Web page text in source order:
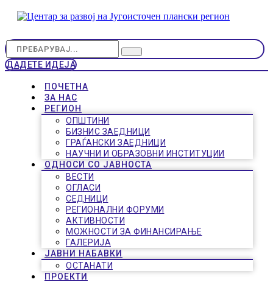
ДАДЕТЕ ИДЕЈА
ПОЧЕТНА
ЗА НАС
РЕГИОН
ОПШТИНИ
БИЗНИС ЗАЕДНИЦИ
ГРАЃАНСКИ ЗАЕДНИЦИ
НАУЧНИ И ОБРАЗОВНИ ИНСТИТУЦИИ
ОДНОСИ СО ЈАВНОСТА
ВЕСТИ
ОГЛАСИ
СЕДНИЦИ
РЕГИОНАЛНИ ФОРУМИ
АКТИВНОСТИ
МОЖНОСТИ ЗА ФИНАНСИРАЊЕ
ГАЛЕРИЈА
ЈАВНИ НАБАВКИ
ОСТАНАТИ
ПРОЕКТИ